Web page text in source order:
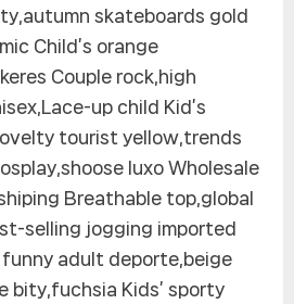
skateboards gold
Child’s orange
Couple rock,high
up child Kid’s
tourist yellow,trends
luxo Wholesale
Breathable top,global
selling jogging imported
adult deporte,beige
bity,fuchsia Kids’ sporty